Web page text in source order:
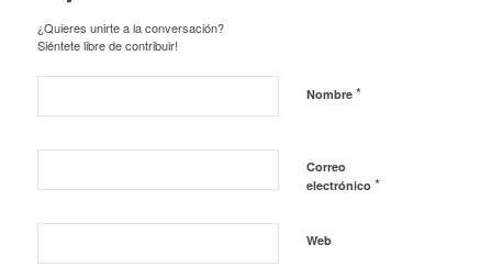
¿Quieres unirte a la conversación?
Siéntete libre de contribuir!
Nombre *
Correo
electrónico *
Web